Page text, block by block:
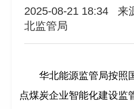
2025-08-21 18:34
来
北监管局
华北能源监管局按照
点煤炭企业智能化建设监